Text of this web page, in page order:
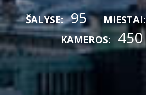
ŠALYSE: 95 MIESTAI:
KAMEROS: 450